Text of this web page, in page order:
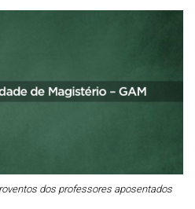
dos professores aposentados